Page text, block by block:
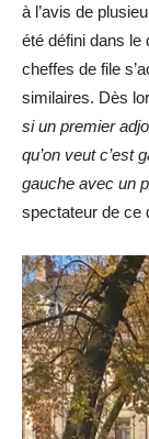
à l’avis de
été défini dans le
cheffes de file
similaires. Dès
si un premier
qu’on veut c’est
gauche avec un
spectateur de ce
Lecteur
vidéo